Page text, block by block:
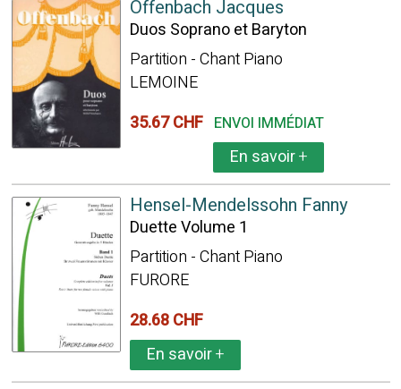
Offenbach Jacques
Duos Soprano et Baryton
Partition - Chant Piano
LEMOINE
35.67 CHF ENVOI IMMÉDIAT
En savoir+
Hensel-Mendelssohn Fanny
Duette Volume 1
Partition - Chant Piano
FURORE
28.68 CHF
En savoir+